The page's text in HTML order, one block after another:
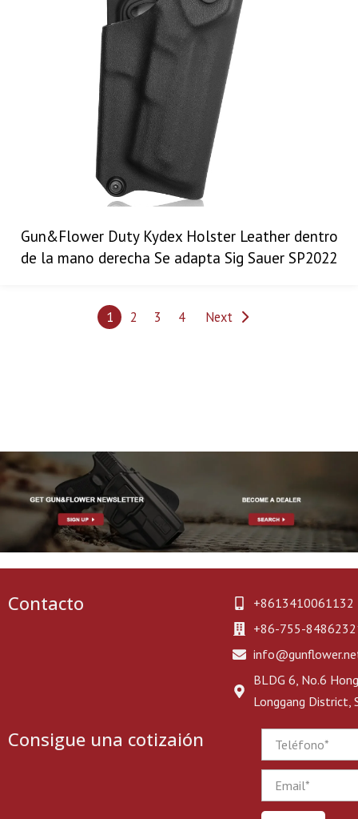
Gun&Flower Duty Kydex Holster Leather dentro
de la mano derecha Se adapta Sig Sauer SP2022
1 2 3 4 Next
Contacto
+8613410061132
+86-755-
BLDG 6, No.6
Longgang District,
Consigue una cotizaión